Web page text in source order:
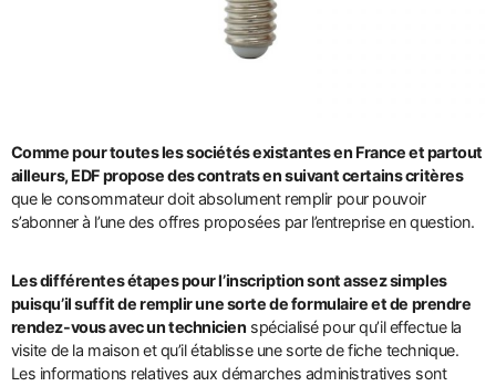
Comme pour toutes les sociétés existantes en France et partout
ailleurs, EDF propose des contrats en suivant certains critères
que le consommateur doit absolument remplir pour pouvoir
s’abonner à l’une des offres proposées par l’entreprise en question.
Les différentes étapes pour l’inscription sont assez simples
puisqu’il suffit de remplir une sorte de formulaire et de prendre
rendez-vous avec un technicien spécialisé pour qu’il effectue la
visite de la maison et qu’il établisse une sorte de fiche technique.
Les informations relatives aux démarches administratives sont